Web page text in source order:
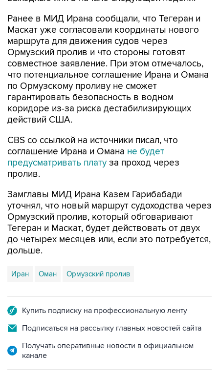
Ранее в МИД Ирана сообщали, что Тегеран и
Маскат уже согласовали координаты нового
маршрута для движения судов через
Ормузский пролив и что стороны готовят
совместное заявление. При этом отмечалось,
что потенциальное соглашение Ирана и Омана
по Ормузскому проливу не сможет
гарантировать безопасность в водном
коридоре из-за риска дестабилизирующих
действий США.
CBS со ссылкой на источники писал, что
соглашение Ирана и Омана не будет
предусматривать плату за проход через
пролив.
Замглавы МИД Ирана Казем Гарибабади
уточнял, что новый маршрут судоходства через
Ормузский пролив, который обговаривают
Тегеран и Маскат, будет действовать от двух
до четырех месяцев или, если это потребуется,
дольше.
Иран Оман Ормузский пролив
Купить подписку на профессиональную ленту
Подписаться на рассылку главных новостей сайта
Получать оперативные новости в официальном
канале